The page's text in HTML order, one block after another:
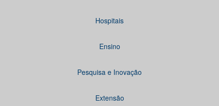
Hospitais
Ensino
Pesquisa e Inovação
Extensão